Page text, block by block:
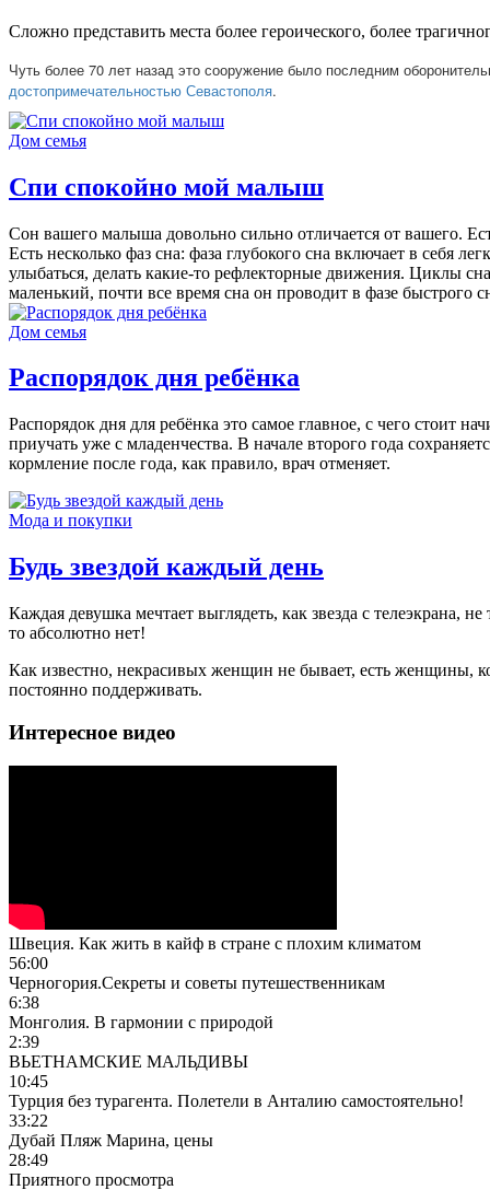
Сложно представить места более героического, более
Чуть более 70 лет назад это сооружение было последним
достопримечательностью Севастополя.
Дом семья
Спи спокойно мой малыш
Сон вашего малыша довольно сильно отличается от вашего.
Есть несколько фаз сна: фаза глубокого сна включает в себя
улыбаться, делать какие-то рефлекторные движения. Циклы
маленький, почти все время сна он проводит в фазе быстрого
Дом семья
Распорядок дня ребёнка
Распорядок дня для ребёнка это самое главное, с чего стоит
приучать уже с младенчества. В начале второго года
кормление после года, как правило, врач отменяет.
Мода и покупки
Будь звездой каждый день
Каждая девушка мечтает выглядеть, как звезда с
то абсолютно нет!
Как известно, некрасивых женщин не бывает, есть женщины,
постоянно поддерживать.
Интересное видео
Швеция. Как жить в кайф в стране с плохим климатом
56:00
Черногория.Секреты и советы путешественникам
6:38
Монголия. В гармонии с природой
2:39
ВЬЕТНАМСКИЕ МАЛЬДИВЫ
10:45
Турция без турагента. Полетели в Анталию самостоятельно!
33:22
Дубай Пляж Марина, цены
28:49
Приятного просмотра